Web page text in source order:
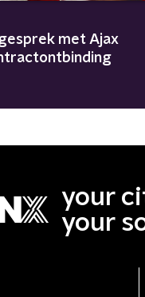
met Ajax
your
your